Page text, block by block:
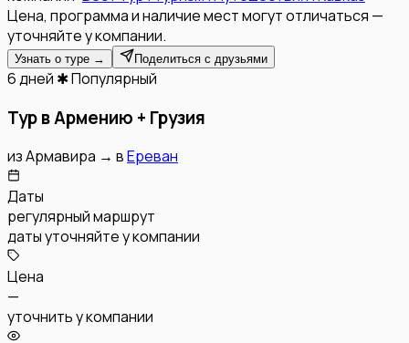
Цена, программа и наличие мест могут отличаться —
уточняйте у компании.
Узнать о туре → Поделиться с друзьями
6 дней ✱ Популярный
Тур в Армению + Грузия
изАрмавира → вЕреван
Даты
регулярный маршрут
даты уточняйте у компании
Цена
—
уточнить у компании